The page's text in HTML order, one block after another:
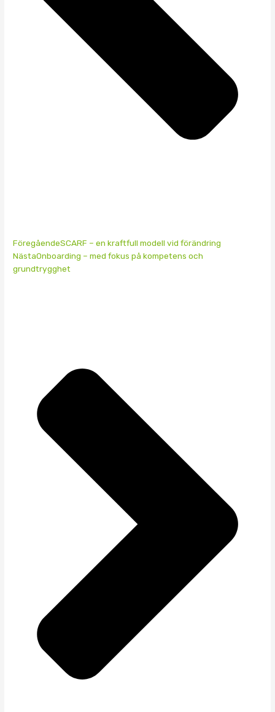
FöregåendeSCARF – en kraftfull modell vid förändring
NästaOnboarding – med fokus på kompetens och
grundtrygghet